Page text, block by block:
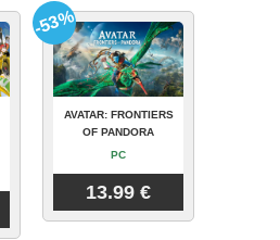
AVATAR: FRONTIERS
OF PANDORA
PC
13.99 €
-53%